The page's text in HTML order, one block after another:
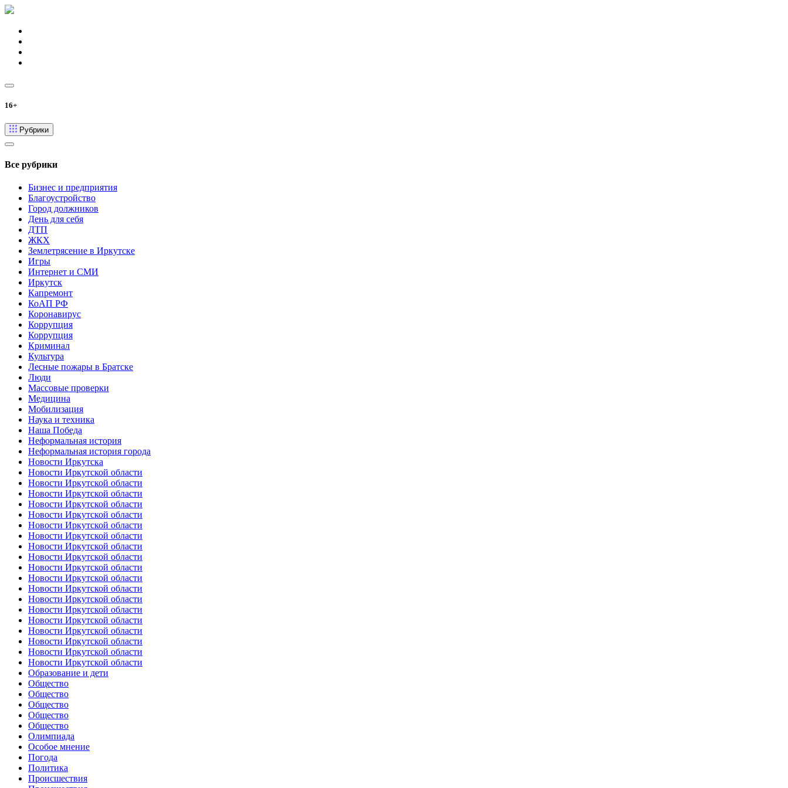
16+
Рубрики
Все рубрики
Бизнес и предприятия
Благоустройство
Город должников
День для себя
ДТП
ЖКХ
Землетрясение в Иркутске
Игры
Интернет и СМИ
Иркутск
Капремонт
КоАП РФ
Коронавирус
Коррупция
Коррупция
Криминал
Культура
Лесные пожары в Братске
Люди
Массовые проверки
Медицина
Мобилизация
Наука и техника
Наша Победа
Неформальная история
Неформальная история города
Новости Иркутска
Новости Иркутской области
Новости Иркутской области
Новости Иркутской области
Новости Иркутской области
Новости Иркутской области
Новости Иркутской области
Новости Иркутской области
Новости Иркутской области
Новости Иркутской области
Новости Иркутской области
Новости Иркутской области
Новости Иркутской области
Новости Иркутской области
Новости Иркутской области
Новости Иркутской области
Новости Иркутской области
Новости Иркутской области
Новости Иркутской области
Новости Иркутской области
Образование и дети
Общество
Общество
Общество
Общество
Общество
Олимпиада
Особое мнение
Погода
Политика
Происшествия